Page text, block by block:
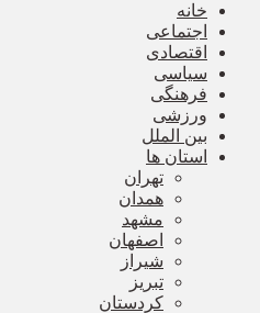
خانه
اجتماعی
اقتصادی
سیاسی
فرهنگی
ورزشی
بین الملل
استان ها
تهران
همدان
مشهد
اصفهان
شیراز
تبریز
کردستان